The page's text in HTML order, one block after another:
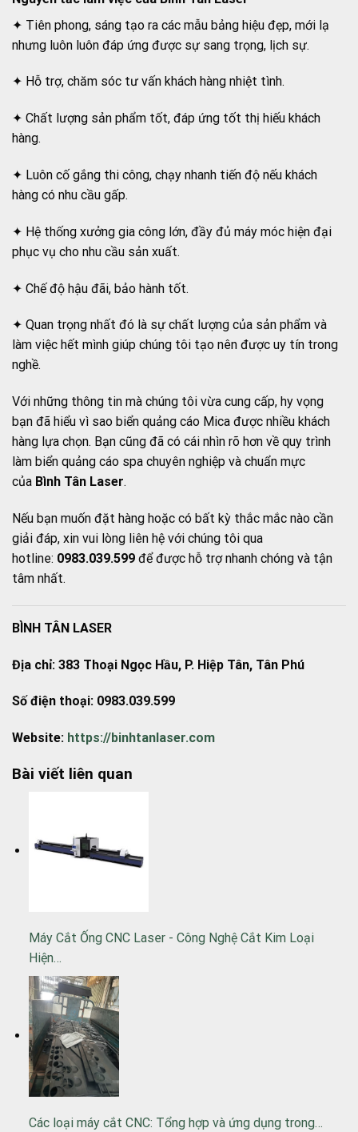
✦ Tiên phong, sáng tạo ra các mẫu bảng hiệu đẹp, mới lạ
nhưng luôn luôn đáp ứng được sự sang trọng, lịch sự.
✦ Hỗ trợ, chăm sóc tư vấn khách hàng nhiệt tình.
✦ Chất lượng sản phẩm tốt, đáp ứng tốt thị hiếu khách
hàng.
✦ Luôn cố gắng thi công, chạy nhanh tiến độ nếu khách
hàng có nhu cầu gấp.
✦ Hệ thống xưởng gia công lớn, đầy đủ máy móc hiện đại
phục vụ cho nhu cầu sản xuất.
✦ Chế độ hậu đãi, bảo hành tốt.
✦ Quan trọng nhất đó là sự chất lượng của sản phẩm và
làm việc hết mình giúp chúng tôi tạo nên được uy tín trong
nghề.
Với những thông tin mà chúng tôi vừa cung cấp, hy vọng
bạn đã hiểu vì sao biển quảng cáo Mica được nhiều khách
hàng lựa chọn. Bạn cũng đã có cái nhìn rõ hơn về quy trình
làm biển quảng cáo spa chuyên nghiệp và chuẩn mực
của Bình Tân Laser.
Nếu bạn muốn đặt hàng hoặc có bất kỳ thắc mắc nào cần
giải đáp, xin vui lòng liên hệ với chúng tôi qua
hotline: 0983.039.599 để được hỗ trợ nhanh chóng và tận
tâm nhất.
BÌNH TÂN LASER
Địa chỉ: 383 Thoại Ngọc Hầu, P. Hiệp Tân, Tân Phú
Số điện thoại: 0983.039.599
Website: https://binhtanlaser.com
Bài viết liên quan
Máy Cắt Ống CNC Laser - Công Nghệ Cắt Kim Loại
Hiện…
Các loại máy cắt CNC: Tổng hợp và ứng dụng trong…